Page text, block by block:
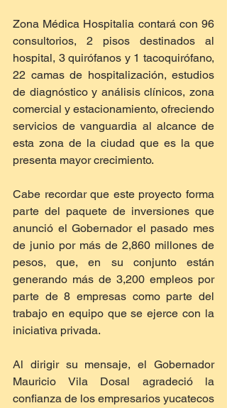
Zona Médica Hospitalia contará con 96
consultorios, 2 pisos destinados al
hospital, 3 quirófanos y 1 tacoquirófano,
22 camas de hospitalización, estudios
de diagnóstico y análisis clínicos, zona
comercial y estacionamiento, ofreciendo
servicios de vanguardia al alcance de
esta zona de la ciudad que es la que
presenta mayor crecimiento.
Cabe recordar que este proyecto forma
parte del paquete de inversiones que
anunció el Gobernador el pasado mes
de junio por más de 2,860 millones de
pesos, que, en su conjunto están
generando más de 3,200 empleos por
parte de 8 empresas como parte del
trabajo en equipo que se ejerce con la
iniciativa privada.
Al dirigir su mensaje, el Gobernador
Mauricio Vila Dosal agradeció la
confianza de los empresarios yucatecos